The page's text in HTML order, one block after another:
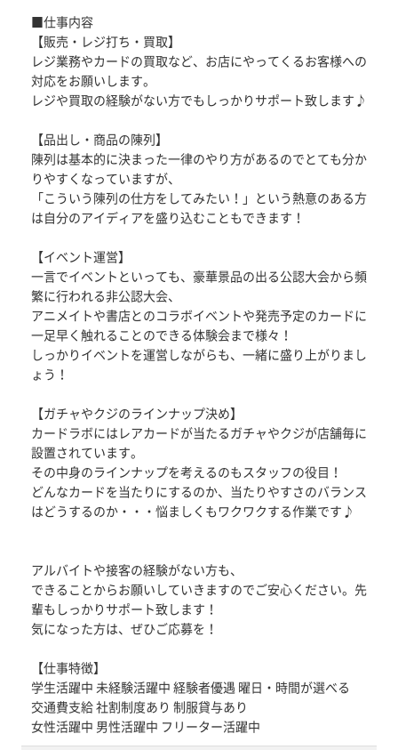
■仕事内容
【販売・レジ打ち・買取】
レジ業務やカードの買取など、お店にやってくるお客様への
対応をお願いします。
レジや買取の経験がない方でもしっかりサポート致します♪
【品出し・商品の陳列】
陳列は基本的に決まった一律のやり方があるのでとても分か
りやすくなっていますが、
「こういう陳列の仕方をしてみたい！」という熱意のある方
は自分のアイディアを盛り込むこともできます！
【イベント運営】
一言でイベントといっても、豪華景品の出る公認大会から頻
繁に行われる非公認大会、
アニメイトや書店とのコラボイベントや発売予定のカードに
一足早く触れることのできる体験会まで様々！
しっかりイベントを運営しながらも、一緒に盛り上がりまし
ょう！
【ガチャやクジのラインナップ決め】
カードラボにはレアカードが当たるガチャやクジが店舗毎に
設置されています。
その中身のラインナップを考えるのもスタッフの役目！
どんなカードを当たりにするのか、当たりやすさのバランス
はどうするのか・・・悩ましくもワクワクする作業です♪
アルバイトや接客の経験がない方も、
できることからお願いしていきますのでご安心ください。先
輩もしっかりサポート致します！
気になった方は、ぜひご応募を！
【仕事特徴】
学生活躍中 未経験活躍中 経験者優遇 曜日・時間が選べる
交通費支給 社割制度あり 制服貸与あり
女性活躍中 男性活躍中 フリーター活躍中